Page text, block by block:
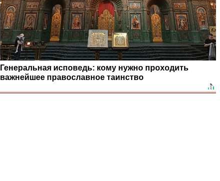
Генеральная исповедь: кому нужно проходить
важнейшее православное таинство